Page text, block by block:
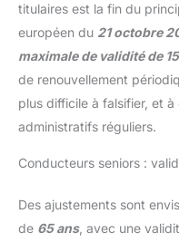
titulaires est la fin du
européen du 21 octobre
maximale de validité de
de renouvellement
plus difficile à falsifier, et
administratifs réguliers.
Conducteurs seniors :
Des ajustements sont
de 65 ans, avec une